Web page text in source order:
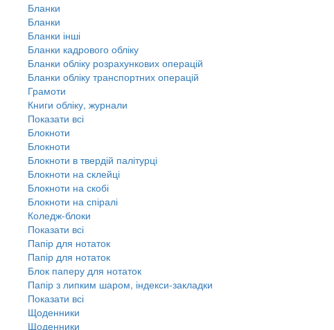
Бланки
Бланки
Бланки інші
Бланки кадрового обліку
Бланки обліку розрахункових операцій
Бланки обліку транспортних операцій
Грамоти
Книги обліку, журнали
Показати всі
Блокноти
Блокноти
Блокноти в твердій палітурці
Блокноти на склейці
Блокноти на скобі
Блокноти на спіралі
Коледж-блоки
Показати всі
Папір для нотаток
Папір для нотаток
Блок паперу для нотаток
Папір з липким шаром, індекси-закладки
Показати всі
Щоденники
Щоденники